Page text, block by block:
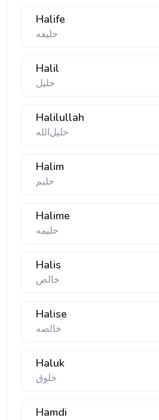
Halife
حلیفه
Halil
خلیل
Halilullah
خلیل‌الله
Halim
حلیم
Halime
حلیمه
Halis
خالص
Halise
خالصه
Haluk
خلوق
Hamdi